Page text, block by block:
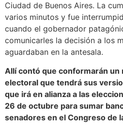
Ciudad de Buenos Aires. La
varios minutos y fue
cuando el gobernador
comunicarles la decisión a los
aguardaban en la antesala.
Allí contó que conformarán un
electoral que tendrá sus
que irá en alianza a las
26 de octubre para sumar
senadores en el Congreso de